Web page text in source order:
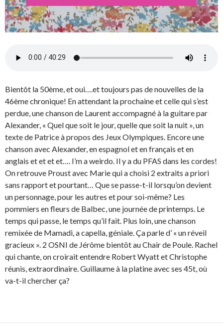
Bientôt la 50ème, et oui….et toujours pas de nouvelles de la
46ème chronique! En attendant la prochaine et celle qui s’est
perdue, une chanson de Laurent accompagné à la guitare par
Alexander, « Quel que soit le jour, quelle que soit la nuit », un
texte de Patrice à propos des Jeux Olympiques. Encore une
chanson avec Alexander, en espagnol et en français et en
anglais et et et et…. I’m a weirdo. Il y a du PFAS dans les cordes!
On retrouve Proust avec Marie qui a choisi 2 extraits a priori
sans rapport et pourtant… Que se passe-t-il lorsqu’on devient
un personnage, pour les autres et pour soi-même? Les
pommiers en fleurs de Balbec, une journée de printemps. Le
temps qui passe, le temps qu’il fait. Plus loin, une chanson
remixée de Mamadi, a capella, géniale. Ça parle d’ « un réveil
gracieux ». 2 OSNI de Jérôme bientôt au Chair de Poule. Rachel
qui chante, on croirait entendre Robert Wyatt et Christophe
réunis, extraordinaire. Guillaume à la platine avec ses 45t, où
va-t-il chercher ça?